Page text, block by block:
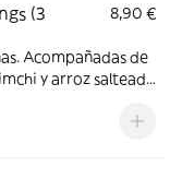
(3
8,90 €
Acompañadas de
y arroz salteado